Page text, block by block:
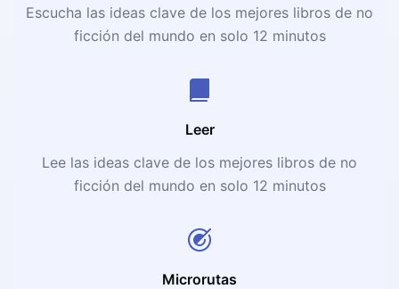
Escucha las ideas clave de los mejores libros de no
ficción del mundo en solo 12 minutos
Leer
Lee las ideas clave de los mejores libros de no
ficción del mundo en solo 12 minutos
Microrutas